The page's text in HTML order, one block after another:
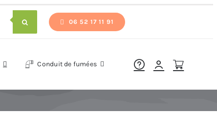
06 52 17 11 91
Conduit de fumées